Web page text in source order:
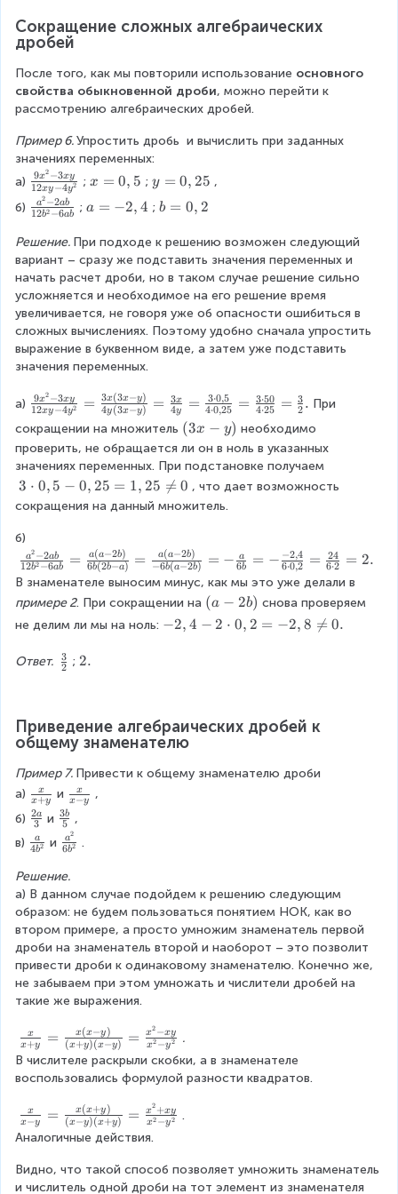
c
{
}
{
1
}
c
}
{
1
}
\
c
o
t
3
}
=
fr
a
{
1
5
}
{
3
6
}
\
o
t
2
fr
a
{
2
}
{
3
6
}
1
2
^
{
4
}
{
3
^
{
}
\
c
d
o
t
4
^
2
}
}
d
o
2
8
^
2
}
}
{
7
^
{
9
}
\
c
d
o
2
^
{
4
}
}
t
1
^
3
}
{
5
^
7
}
o
t
1
2
^
}
{
3
^
5
c
d
o
t
4
^
2
}
\
fr
a
^
\
c
d
o
t
(
o
t
)
^
4
}
{
^
5
\
c
d
o
t
4
^
2
}
=
fr
a
{
3
}
{
^
m
}
a
^
{
n
-
m
}
4
^
\
c
d
t
2
8
^
2
}
{
7
^
9
\
c
d
t
2
^
4
}
=
\
c
{
2
^
7
c
7
^
7
c
d
o
(
2
^
2
\
c
d
o
7
)
^
}
{
7
9
{
6
5
\
c
d
o
t
1
5
3
}
{
5
^
7
}
=
fr
a
c
{
5
^
4
d
o
t
5
c
t
3
^
3
}
{
5
7
}
=
\
fr
a
c
{
^
7
\
d
o
t
3
^
Сокращение сложных алгебраических
дробей
После того, как мы повторили использование основного
свойства обыкновенной дроби, можно перейти к
рассмотрению алгебраических дробей.
Пример 6. Упростить дробь  и вычислить при заданных
значениях переменных:
а) \
f
r
c
{
9
x
^
{
2
}
-
3
x
y
}
2
y
-
4
y
^
2
12xy−4y2
9x
2 −3xy ; x
0
5
x = 0, 5 ; y
=
0
2
5
y = 0, 25 ,
б) \
f
r
a
c
{
a
^
{
2
-
2
a
b
}
{
1
^
{
-
a
12b2 −6ab
a
2 −2ab ; a
-
2
,
4
a = −2, 4 ; b
0
,
2
b = 0, 2
Решение. При подходе к решению возможен следующий
вариант – сразу же подставить значения переменных и
начать расчет дроби, но в таком случае решение сильно
усложняется и необходимое на его решение время
увеличивается, не говоря уже об опасности ошибиться в
сложных вычислениях. Поэтому удобно сначала упростить
выражение в буквенном виде, а затем уже подставить
значения переменных.
а) \
fr
a
c
{
9
x
-
3
x
}
1
y
-
y
^
2
}
=
fr
a
c
{
3
x
(
3
-
y
)
{
4
y
(
3
12xy−4y2
9x
2 −3xy = 4y(3x−y)
3x(3x−y) = 4y
3x = 4⋅0,25
3⋅0,5 = 4⋅25
3⋅50 = 2
3 . При
сокращении на множитель (
3
x
-
y
(3x − y) необходимо
проверить, не обращается ли он в ноль в указанных
значениях переменных. При подстановке получаем
3
\
d
o
t
,
5
0
5
=
1
,
2
\
n
q
0
3 ⋅ 0, 5 − 0, 25 = 1, 25 
= 0 , что дает возможность
сокращения на данный множитель.
б)
\
fr
c
{
^
2
a
b
}
{
2
b
2
-
6
a
b
}
=
\
a
c
{
a
-
2
12b2−6ab
a
2 −2ab = 6b(2b−a)
a(a−2b) = −6b(a−2b)
a(a−2b) = − 6b
a = − 6⋅0,2
−2,4 = 6⋅2
24 = 2.
В знаменателе выносим минус, как мы это уже делали в
примере 2. При сокращении на (
a
(a − 2b) снова проверяем
не делим ли мы на ноль: -
\
c
d
o
-
2
,
8
\
n
0
.
−2, 4 − 2 ⋅ 0, 2 = −2, 8 
= 0.
Ответ. \
c
{
3
{
2
}
2
3 ; \
2.
Приведение алгебраических дробей к
общему знаменателю
Пример 7. Привести к общему знаменателю дроби
а) \
fr
a
c
x
}
{
x
+
y
}
x+y
x и \
f
r
a
{
x
}
{
x
-
y
}
x−y
x
,
б) \
r
a
c
{
2
a
}
{
3
3
2a и \
r
a
c
{
3
b
}
{
5
5
3b
,
в) \
r
a
c
{
a
}
{
4
^
{
2
}
4b2
a и \
f
r
a
c
{
a
^
{
2
}
{
{
2
}
6b2
a
2
.
Решение.
а) В данном случае подойдем к решению следующим
образом: не будем пользоваться понятием НОК, как во
втором примере, а просто умножим знаменатель первой
дроби на знаменатель второй и наоборот – это позволит
привести дроби к одинаковому знаменателю. Конечно же,
не забываем при этом умножать и числители дробей на
такие же выражения.
\
fr
a
c
x
}
x
x+y
x = (x+y)(x−y)
x(x−y) = x2−y2
x
2 −xy
.
В числителе раскрыли скобки, а в знаменателе
воспользовались формулой разности квадратов.
\
fr
a
c
{
x−y
x = (x−y)(x+y)
x(x+y) = x2 −y2
x
2 +xy
.
Аналогичные действия.
Видно, что такой способ позволяет умножить знаменатель
и числитель одной дроби на тот элемент из знаменателя